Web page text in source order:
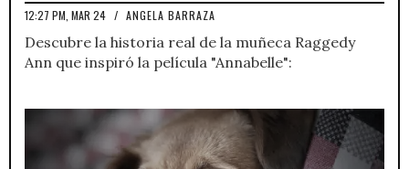
12:27 PM, MAR 24 / ANGELA BARRAZA
Descubre la historia real de la muñeca Raggedy
Ann que inspiró la película "Annabelle":